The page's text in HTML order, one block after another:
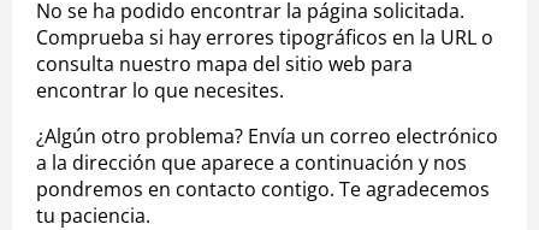
No se ha podido encontrar la página solicitada.
Comprueba si hay errores tipográficos en la URL o
consulta nuestro mapa del sitio web para
encontrar lo que necesites.
¿Algún otro problema? Envía un correo electrónico
a la dirección que aparece a continuación y nos
pondremos en contacto contigo. Te agradecemos
tu paciencia.